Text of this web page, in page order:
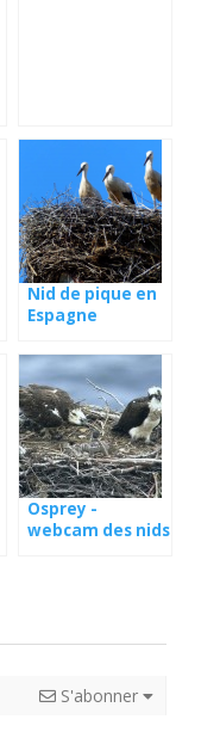
Nid de pique en
Espagne
Osprey -
webcam des nids
S'abonner